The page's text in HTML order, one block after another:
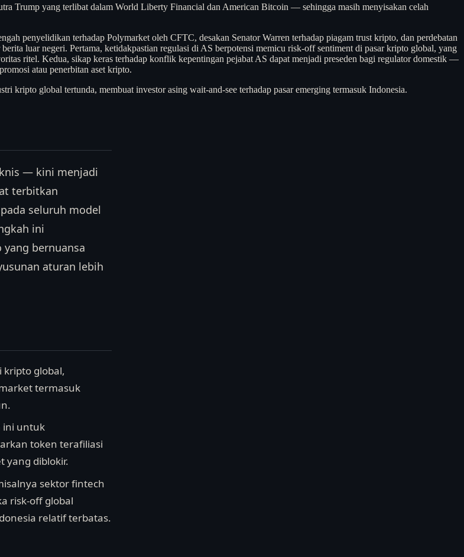
Trump yang terlibat dalam World Liberty Financial dan American Bitcoin — sehingga masih menyisakan celah
penyelidikan terhadap Polymarket oleh CFTC, desakan Senator Warren terhadap piagam trust kripto, dan perdebatan
luar negeri. Pertama, ketidakpastian regulasi di AS berpotensi memicu risk-off sentiment di pasar kripto global, yang
ritel. Kedua, sikap keras terhadap konflik kepentingan pejabat AS dapat menjadi preseden bagi regulator domestik —
atau penerbitan aset kripto.
global tertunda, membuat investor asing wait-and-see terhadap pasar emerging termasuk Indonesia.
— kini menjadi
terbitkan
seluruh model
ini
bernuansa
aturan lebih
kripto global,
termasuk
ini untuk
token terafiliasi
yang diblokir.
sektor fintech
risk-off global
relatif terbatas.